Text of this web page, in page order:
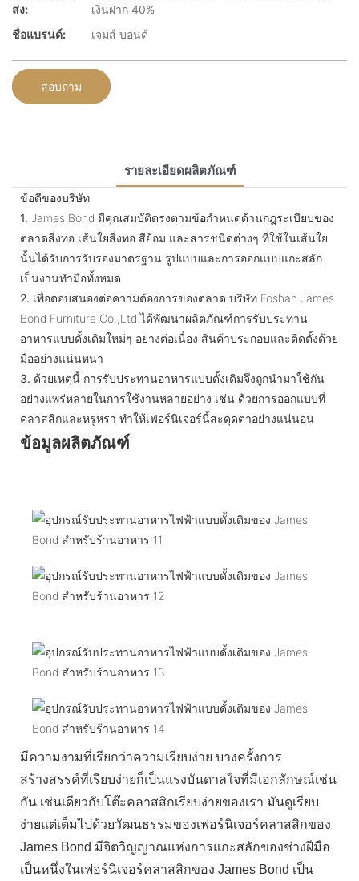
ส่ง:
เงินฝาก 40%
ชื่อแบรนด์:
เจมส์ บอนด์
สอบถาม
รายละเอียดผลิตภัณฑ์
ข้อดีของบริษัท
1. James Bond มีคุณสมบัติตรงตามข้อกำหนดด้านกฎระเบียบของ
ตลาดสิ่งทอ เส้นใยสิ่งทอ สีย้อม และสารชนิดต่างๆ ที่ใช้ในเส้นใย
นั้นได้รับการรับรองมาตรฐาน รูปแบบและการออกแบบแกะสลัก
เป็นงานทำมือทั้งหมด
2. เพื่อตอบสนองต่อความต้องการของตลาด บริษัท Foshan James
Bond Furniture Co.,Ltd ได้พัฒนาผลิตภัณฑ์การรับประทาน
อาหารแบบดั้งเดิมใหม่ๆ อย่างต่อเนื่อง สินค้าประกอบและติดตั้งด้วย
มืออย่างแน่นหนา
3. ด้วยเหตุนี้ การรับประทานอาหารแบบดั้งเดิมจึงถูกนำมาใช้กัน
อย่างแพร่หลายในการใช้งานหลายอย่าง เช่น ด้วยการออกแบบที่
คลาสสิกและหรูหรา ทำให้เฟอร์นิเจอร์นี้สะดุดตาอย่างแน่นอน
ข้อมูลผลิตภัณฑ์
มีความงามที่เรียกว่าความเรียบง่าย บางครั้งการ
สร้างสรรค์ที่เรียบง่ายก็เป็นแรงบันดาลใจที่มีเอกลักษณ์เช่น
กัน เช่นเดียวกับโต๊ะคลาสสิกเรียบง่ายของเรา มันดูเรียบ
ง่ายแต่เต็มไปด้วยวัฒนธรรมของเฟอร์นิเจอร์คลาสสิกของ
James Bond มีจิตวิญญาณแห่งการแกะสลักของช่างฝีมือ
เป็นหนึ่งในเฟอร์นิเจอร์คลาสสิกของ James Bond เป็น